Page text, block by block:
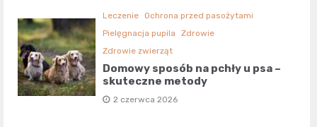
Leczenie
Ochrona przed pasożytami
Pielęgnacja pupila
Zdrowie
Zdrowie zwierząt
Domowy sposób na pchły u psa –
skuteczne metody
2 czerwca 2026